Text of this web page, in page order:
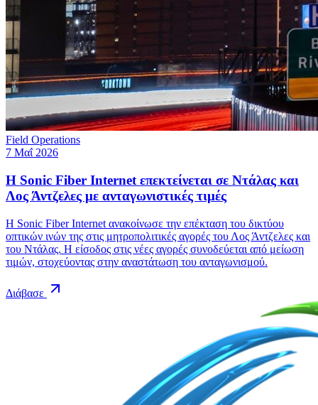
Field Operations
7 Μαΐ 2026
Η Sonic Fiber Internet επεκτείνεται σε Ντάλας και
Λος Άντζελες με ανταγωνιστικές τιμές
Η Sonic Fiber Internet ανακοίνωσε την επέκταση του δικτύου
οπτικών ινών της στις μητροπολιτικές αγορές του Λος Άντζελες και
του Ντάλας. Η είσοδος στις νέες αγορές συνοδεύεται από μείωση
τιμών, στοχεύοντας στην αναστάτωση του ανταγωνισμού.
Διάβασε